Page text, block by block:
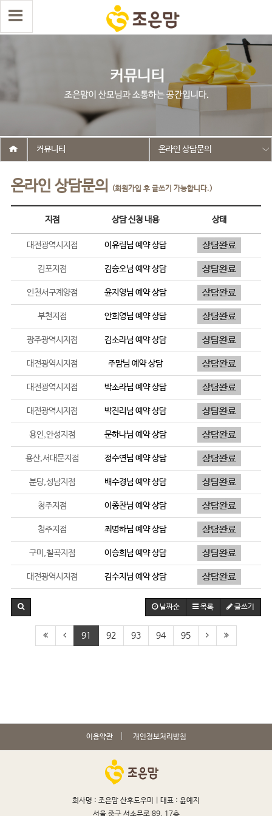
온라인 상담문의 (회원가입 후 글쓰기 가능합니다.)
커뮤니티 온라인 상담문의
지점 상담 신청 내용 상태
대전광역시지점 이유림님 예약 상담
김포지점 김승오님 예약 상담
인천서구계양점 윤지영님 예약 상담
부천지점 안희영님 예약 상담
광주광역시지점 김소라님 예약 상담
대전광역시지점 주맘님 예약 상담
대전광역시지점 박소라님 예약 상담
대전광역시지점 박진리 님 예약 상담
용인,안성지점 문하나님 예약 상담
용산,서대문지점 정수연님 예약 상담
분당,성남지점 배수경님 예약 상담
청주지점 이종찬님 예약 상담
청주지점 최명하님 예약 상담
구미,칠곡지점 이승희님 예약 상담
대전광역시지점 김수지 님 예약 상담
날짜순 목록 글쓰기
91 92 93 94 95
이용약관 개인정보처리방침
회사명 : 조은맘 산후도우미 | 대표 : 윤예지
서울 중구 서소문로 89, 17층